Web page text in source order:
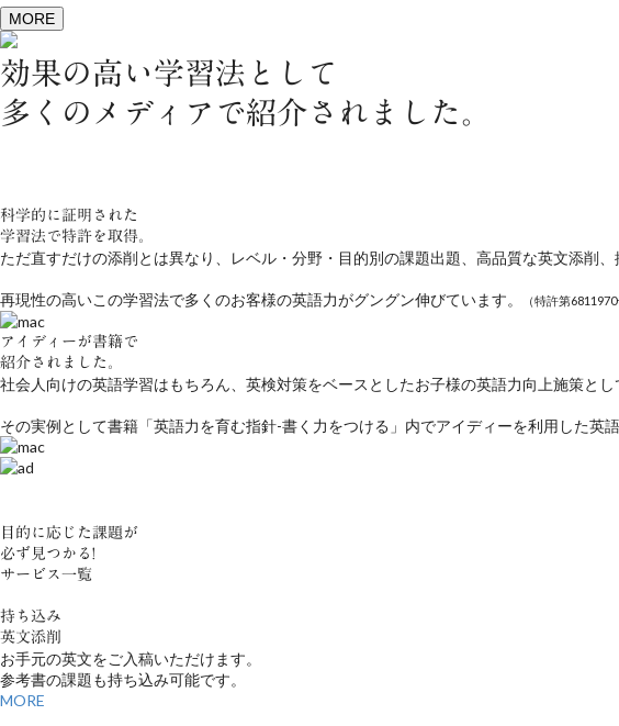
MORE
効果の高い学習法として
多くのメディアで紹介されました。
科学的に証明された
学習法で特許を取得。
ただ直すだけの添削とは異なり、レベル・分野・目的別の課題出題、高品質な英文添削
再現性の高いこの学習法で多くのお客様の英語力がグングン伸びています。 （特許第6811970
アイディーが書籍で
紹介されました。
社会人向けの英語学習はもちろん、英検対策をベースとしたお子様の英語力向上施策と
その実例として書籍「英語力を育む指針-書く力をつける」内でアイディーを利用した英
目的に応じた課題が
必ず見つかる!
サービス一覧
持ち込み
英文添削
お手元の英文をご入稿いただけます。
参考書の課題も持ち込み可能です。
MORE